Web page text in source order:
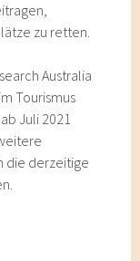
zu retten.
Australia
Tourismus
Juli 2021
die derzeitige